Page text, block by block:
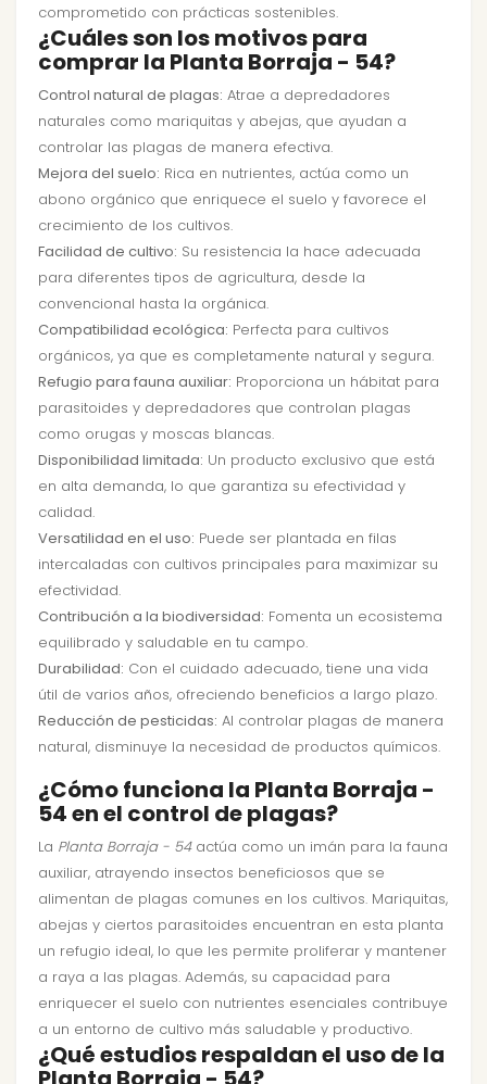
comprometido con prácticas sostenibles.
¿Cuáles son los motivos para
comprar la Planta Borraja - 54?
Control natural de plagas: Atrae a depredadores
naturales como mariquitas y abejas, que ayudan a
controlar las plagas de manera efectiva.
Mejora del suelo: Rica en nutrientes, actúa como un
abono orgánico que enriquece el suelo y favorece el
crecimiento de los cultivos.
Facilidad de cultivo: Su resistencia la hace adecuada
para diferentes tipos de agricultura, desde la
convencional hasta la orgánica.
Compatibilidad ecológica: Perfecta para cultivos
orgánicos, ya que es completamente natural y segura.
Refugio para fauna auxiliar: Proporciona un hábitat para
parasitoides y depredadores que controlan plagas
como orugas y moscas blancas.
Disponibilidad limitada: Un producto exclusivo que está
en alta demanda, lo que garantiza su efectividad y
calidad.
Versatilidad en el uso: Puede ser plantada en filas
intercaladas con cultivos principales para maximizar su
efectividad.
Contribución a la biodiversidad: Fomenta un ecosistema
equilibrado y saludable en tu campo.
Durabilidad: Con el cuidado adecuado, tiene una vida
útil de varios años, ofreciendo beneficios a largo plazo.
Reducción de pesticidas: Al controlar plagas de manera
natural, disminuye la necesidad de productos químicos.
¿Cómo funciona la Planta Borraja -
54 en el control de plagas?
La Planta Borraja - 54actúa como un imán para la fauna
auxiliar, atrayendo insectos beneficiosos que se
alimentan de plagas comunes en los cultivos. Mariquitas,
abejas y ciertos parasitoides encuentran en esta planta
un refugio ideal, lo que les permite proliferar y mantener
a raya a las plagas. Además, su capacidad para
enriquecer el suelo con nutrientes esenciales contribuye
a un entorno de cultivo más saludable y productivo.
¿Qué estudios respaldan el uso de la